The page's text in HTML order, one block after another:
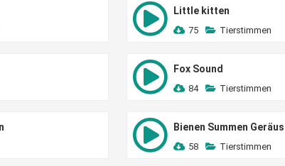
Little kitten
75 Tierstimmen
Fox Sound
84 Tierstimmen
Bienen Summen
58 Tierstimmen